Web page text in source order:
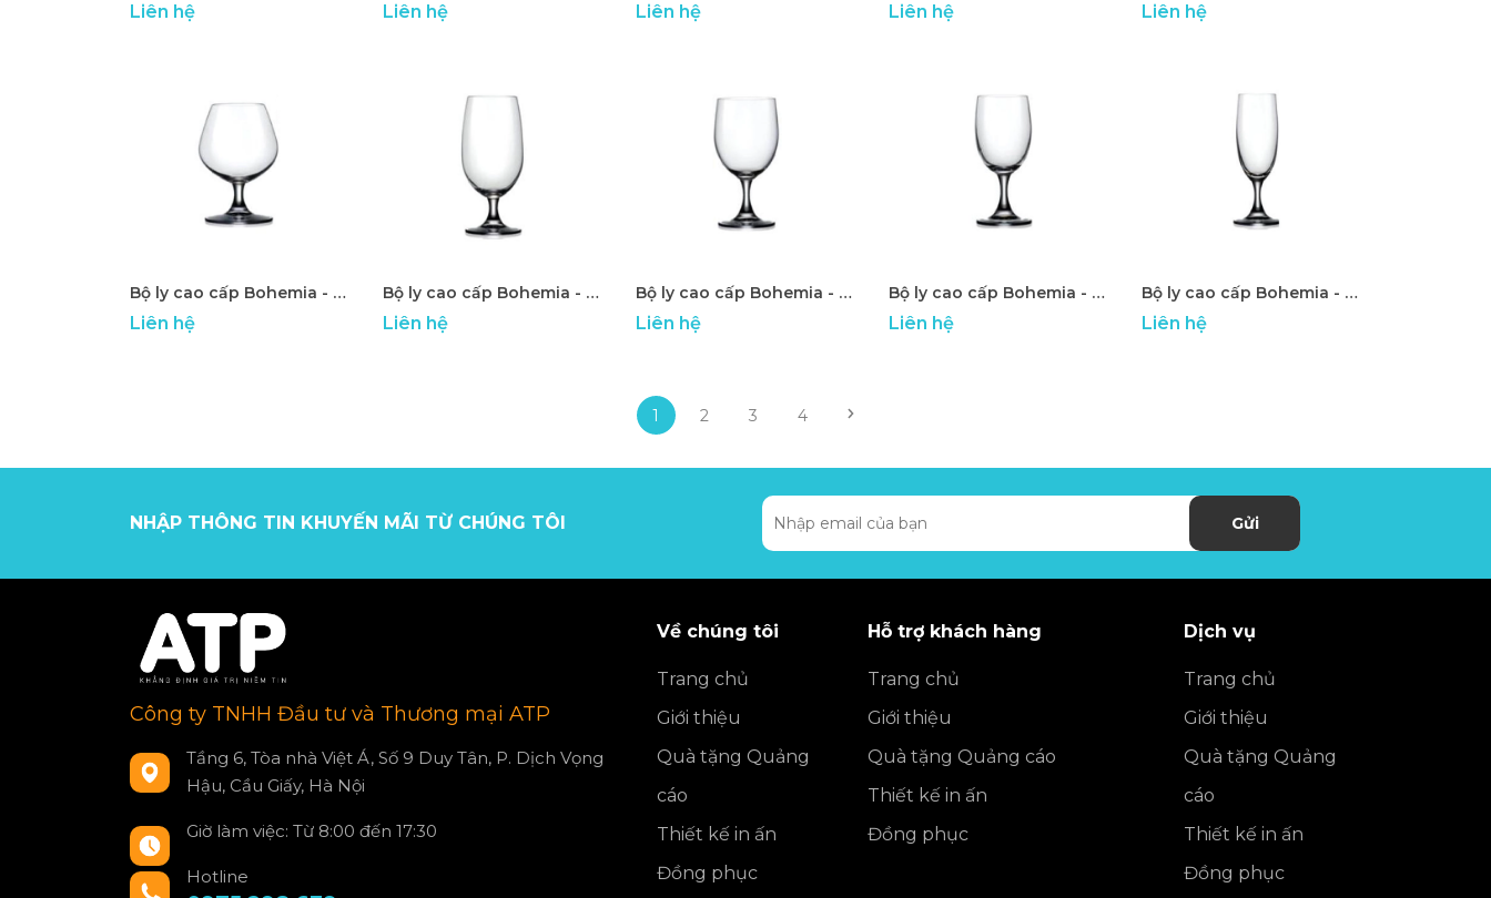
Liên hệ Liên hệ Liên hệ Liên hệ Liên hệ
Bộ ly cao cấp Bohemia - ATP 28
Liên hệ
Bộ ly cao cấp Bohemia - ATP 29
Liên hệ
Bộ ly cao cấp Bohemia - ATP 30
Liên hệ
Bộ ly cao cấp Bohemia - ATP 31
Liên hệ
Bộ ly cao cấp Bohemia - ATP 32
Liên hệ
1 2 3 4
NHẬP THÔNG TIN KHUYẾN MÃI TỪ CHÚNG TÔI Gửi
Công ty TNHH Đầu tư và Thương mại ATP
Tầng 6, Tòa nhà Việt Á, Số 9 Duy Tân, P. Dịch Vọng
Hậu, Cầu Giấy, Hà Nội
Giờ làm việc: Từ 8:00 đến 17:30
Hotline
Về chúng tôi
Trang chủ
Giới thiệu
Quà tặng Quảng
cáo
Thiết kế in ấn
Đồng phục
Hỗ trợ khách hàng
Trang chủ
Giới thiệu
Quà tặng Quảng cáo
Thiết kế in ấn
Đồng phục
Dịch vụ
Trang chủ
Giới thiệu
Quà tặng Quảng
cáo
Thiết kế in ấn
Đồng phục